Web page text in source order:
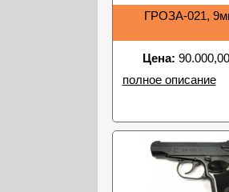
ГРОЗА-021,
Цена:
полное описание